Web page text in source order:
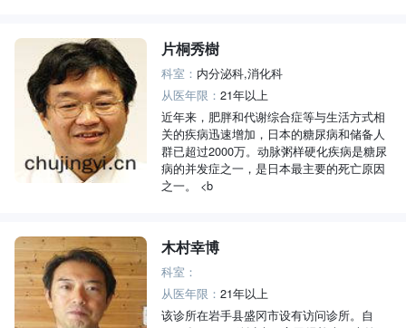
片桐秀樹
科室： 内分泌科,消化科
从医年限：21年以上
近年来，肥胖和代谢综合症等与生活方式相
关的疾病迅速增加，日本的糖尿病和储备人
群已超过2000万。动脉粥样硬化疾病是糖尿
病的并发症之一，是日本最主要的死亡原因
之一。 <b
木村幸博
科室：
从医年限：21年以上
该诊所在岩手县盛冈市设有访问诊所。自